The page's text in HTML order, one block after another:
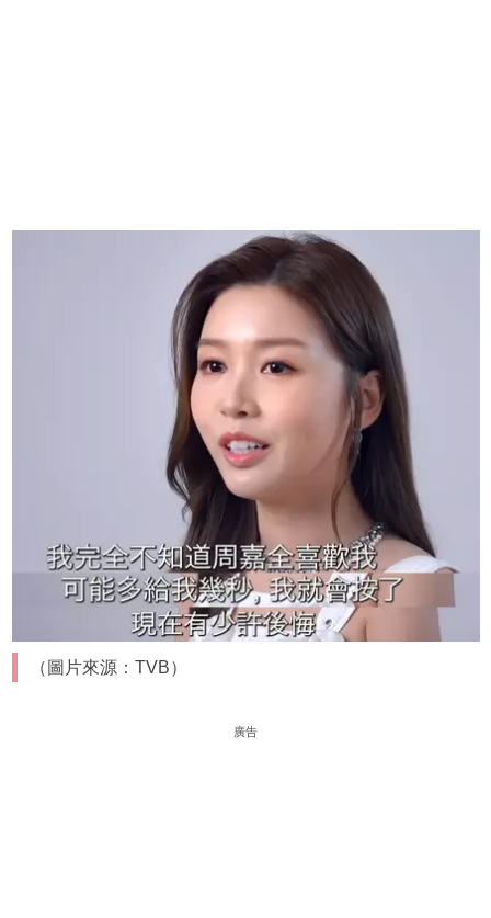
（圖片來源：TVB）
廣告